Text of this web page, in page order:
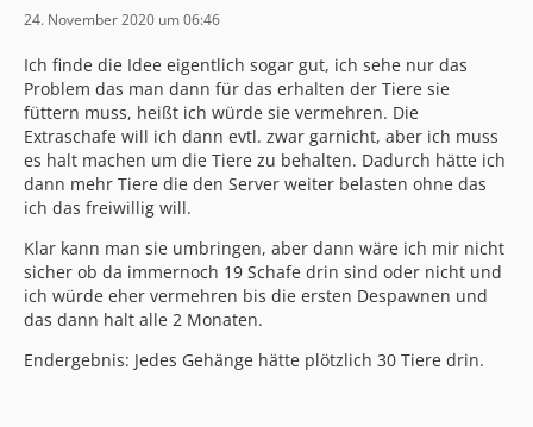
24. November 2020 um 06:46
Ich finde die Idee eigentlich sogar gut, ich sehe nur das
Problem das man dann für das erhalten der Tiere sie
füttern muss, heißt ich würde sie vermehren. Die
Extraschafe will ich dann evtl. zwar garnicht, aber ich muss
es halt machen um die Tiere zu behalten. Dadurch hätte ich
dann mehr Tiere die den Server weiter belasten ohne das
ich das freiwillig will.
Klar kann man sie umbringen, aber dann wäre ich mir nicht
sicher ob da immernoch 19 Schafe drin sind oder nicht und
ich würde eher vermehren bis die ersten Despawnen und
das dann halt alle 2 Monaten.
Endergebnis: Jedes Gehänge hätte plötzlich 30 Tiere drin.